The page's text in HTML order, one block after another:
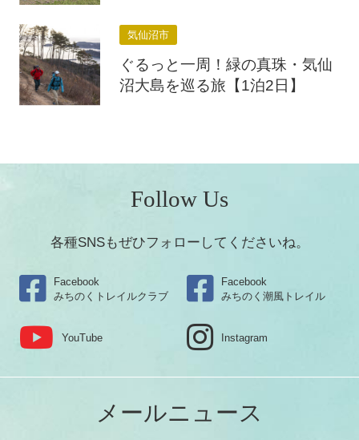
気仙沼市
ぐるっと一周！緑の真珠・気仙
沼大島を巡る旅【1泊2日】
Follow Us
各種SNSもぜひフォローしてくださいね。
Facebook
みちのくトレイルクラブ
Facebook
みちのく潮風トレイル
YouTube Instagram
メールニュース